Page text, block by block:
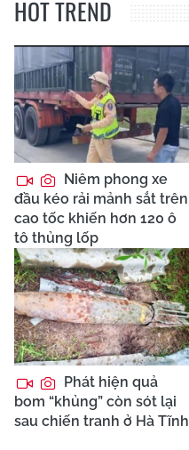
HOT TREND
Niêm phong xe
đầu kéo rải mảnh sắt trên
cao tốc khiến hơn 120 ô
tô thủng lốp
Phát hiện quả
bom “khủng” còn sót lại
sau chiến tranh ở Hà Tĩnh